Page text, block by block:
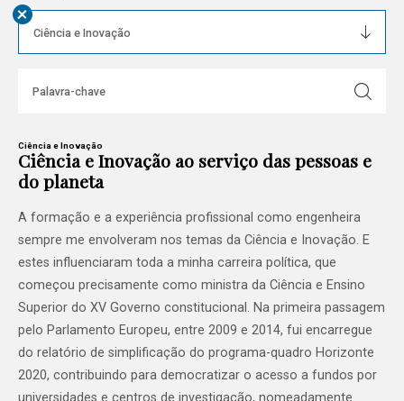
+
Ciência e Inovação
Ciência e Inovação ao serviço das pessoas e
do planeta
A formação e a experiência profissional como engenheira
sempre me envolveram nos temas da Ciência e Inovação. E
estes influenciaram toda a minha carreira política, que
começou precisamente como ministra da Ciência e Ensino
Superior do XV Governo constitucional. Na primeira passagem
pelo Parlamento Europeu, entre 2009 e 2014, fui encarregue
do relatório de simplificação do programa-quadro Horizonte
2020, contribuindo para democratizar o acesso a fundos por
universidades e centros de investigação, nomeadamente